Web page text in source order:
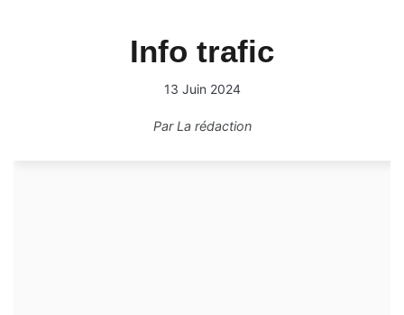
Info trafic
13 Juin 2024
ParLa rédaction